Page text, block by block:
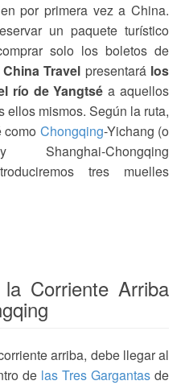
por primera vez a China.
un paquete turístico
solo los boletos de
Travel presentará los
río de Yangtsé a aquellos
ellos mismos. Según la ruta,
como Chongqing-Yichang (o
Shanghai-Chongqing
tres muelles
Corriente Arriba
arriba, debe llegar al
de las Tres Gargantas de